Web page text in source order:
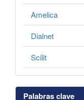
Amelica
Dialnet
Scilit
Palabras clave